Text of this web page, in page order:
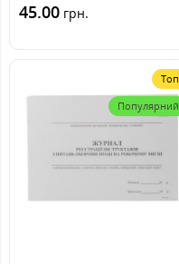
45.00 грн.
Топ
Популярний